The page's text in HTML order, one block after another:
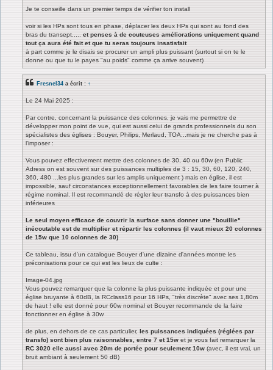
Je te conseille dans un premier temps de vérifier ton install
voir si les HPs sont tous en phase, déplacer les deux HPs qui sont au fond des
bras du transept.....
et penses à de couteuses améliorations uniquement quand
tout ça aura été fait et que tu seras toujours insatisfait
à part comme je le disais se procurer un ampli plus puissant (surtout si on te le
donne ou que tu le payes "au poids" comme ça arrive souvent)
Fresnel34 a écrit : ↑
Le 24 Mai 2025 :
Par contre, concernant la puissance des colonnes, je vais me permettre de
développer mon point de vue, qui est aussi celui de grands professionnels du son
spécialistes des églises : Bouyer, Philips, Merlaud, TOA...mais je ne cherche pas à
l'imposer :
Vous pouvez effectivement mettre des colonnes de 30, 40 ou 60w (en Public
Adress on est souvent sur des puissances multiples de 3 : 15, 30, 60, 120, 240,
360, 480 ...les plus grandes sur les amplis uniquement ) mais en église, il est
impossible, sauf circonstances exceptionnellement favorables de les faire tourner à
régime nominal. Il est recommandé de régler leur transfo à des puissances bien
inférieures
Le seul moyen efficace de couvrir la surface sans donner une "bouillie"
inécoutable est de multiplier et répartir les colonnes (il vaut mieux 20 colonnes
de 15w que 10 colonnes de 30)
Ce tableau, issu d'un catalogue Bouyer d'une dizaine d'années montre les
préconisations pour ce qui est les lieux de culte :
Image-04.jpg
Vous pouvez remarquer que la colonne la plus puissante indiquée et pour une
église bruyante à 60dB, la RCclass16 pour 16 HPs, "très discrète" avec ses 1,80m
de haut ! elle est donné pour 60w nominal et Bouyer recommande de la faire
fonctionner en église à 30w
de plus, en dehors de ce cas particulier, les puissances indiquées (réglées par
transfo) sont bien plus raisonnables, entre 7 et 15w et je vous fait remarquer la
RC 3020 elle aussi avec 20m de portée pour seulement 10w (avec, il est vrai, un
bruit ambiant à seulement 50 dB)